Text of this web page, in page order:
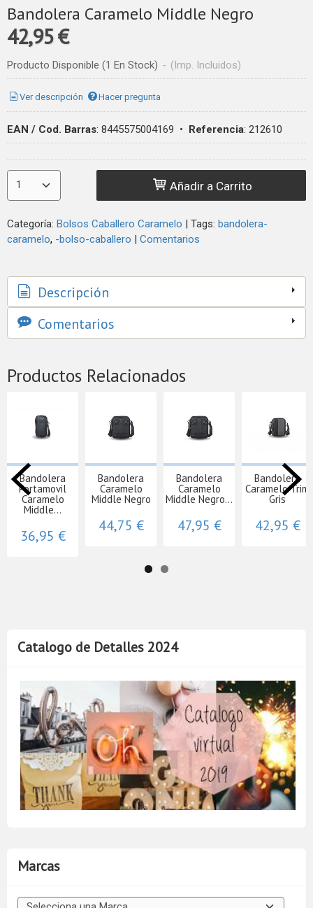
Catalogo de Detalles 2024
Marcas
Bandolera Caramelo Middle Negro
42,95 €
Producto Disponible (1 En Stock) - (Imp. Incluidos)
Ver descripción Hacer pregunta
EAN / Cod. Barras: 8445575004169 • Referencia: 212610
Añadir a Carrito
Categoría: Bolsos Caballero Caramelo | Tags: bandolera-
caramelo -bolso-caballero | Comentarios
Descripción
Comentarios
Productos Relacionados
Bandolera
Portamovil
Caramelo
Middle...
36,95 €
Bandolera
Caramelo
Middle Negro
44,75 €
Bandolera
Caramelo
Middle Negro...
47,95 €
Bandolera
Caramelo Trim
Gris
42,95 €